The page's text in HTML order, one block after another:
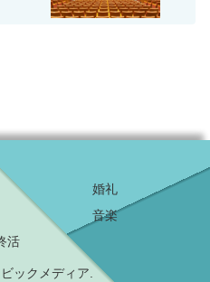
婚礼
音楽
活
ックメディア.